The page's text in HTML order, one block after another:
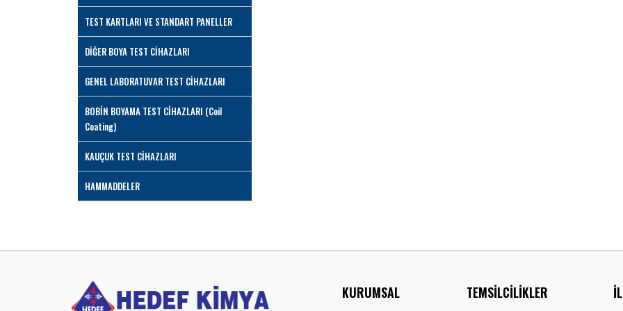
TEST KARTLARI VE STANDART PANELLER
DİĞER BOYA TEST CİHAZLARI
GENEL LABORATUVAR TEST CİHAZLARI
BOBİN BOYAMA TEST CİHAZLARI (Coil
Coating)
KAUÇUK TEST CİHAZLARI
HAMMADDELER
KURUMSAL TEMSİLCİLİKLER